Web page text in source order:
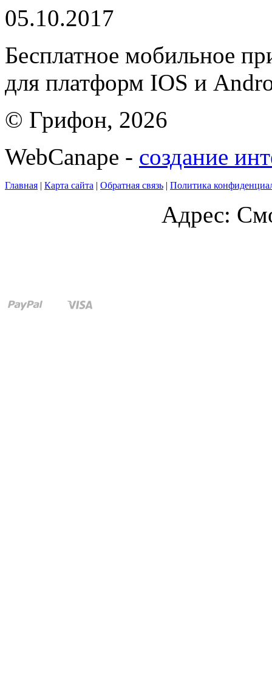
05.10.2017
Бесплатное мобильное
для платформ IOS и
© Грифон, 2026
WebCanape - создание
Главная | Карта сайта | Обратная связь | Политика
Адрес: